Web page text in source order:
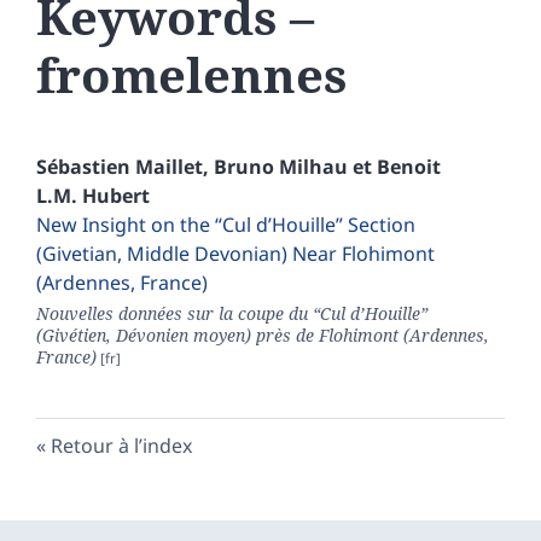
Keywords –
fromelennes
Sébastien Maillet, Bruno Milhau et Benoit
L.M. Hubert
New Insight on the “Cul d’Houille” Section
(Givetian, Middle Devonian) Near Flohimont
(Ardennes, France)
Nouvelles données sur la coupe du “Cul d’Houille”
(Givétien, Dévonien moyen) près de Flohimont (Ardennes,
France)
Retour à l’index